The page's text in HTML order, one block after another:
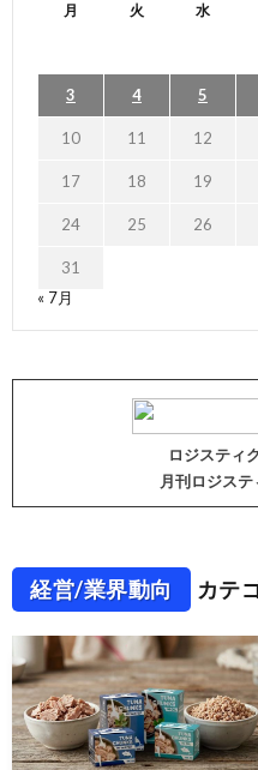
月 火 水
3 4 5
10 11 12
17 18 19
24 25 26
31
« 7月
ロジスティ
月刊ロジス
経営/業界動向 カテ